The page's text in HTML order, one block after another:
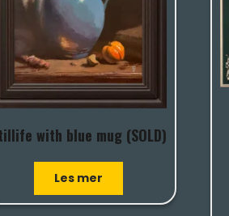
with blue mug (SOLD)
Les mer